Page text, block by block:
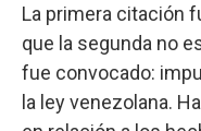
La primera citación
que la segunda no
fue convocado:
la ley venezolana.